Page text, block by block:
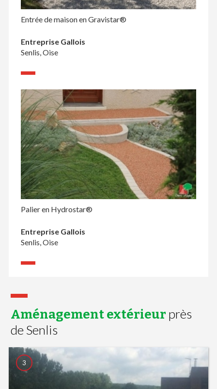
Entrée de maison en Gravistar®
Entreprise Gallois
Senlis, Oise
Palier en Hydrostar®
Entreprise Gallois
Senlis, Oise
Aménagement extérieur près
de Senlis
3